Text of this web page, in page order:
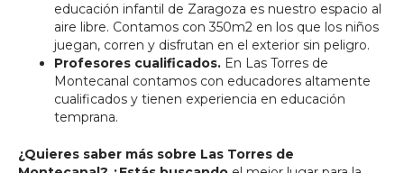
educación infantil de Zaragoza es nuestro espacio al
aire libre. Contamos con 350m2 en los que los niños
juegan, corren y disfrutan en el exterior sin peligro.
Profesores cualificados. En Las Torres de
Montecanal contamos con educadores altamente
cualificados y tienen experiencia en educación
temprana.
¿Quieres saber más sobre Las Torres de